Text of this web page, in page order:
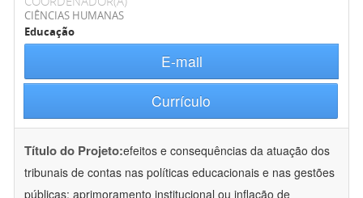
CIÊNCIAS HUMANAS
Educação
E-mail
Currículo
Título do Projeto:efeitos e consequências da atuação dos
tribunais de contas nas políticas educacionais e nas gestões
públicas: aprimoramento institucional ou inflação de